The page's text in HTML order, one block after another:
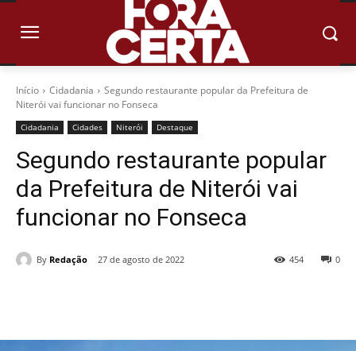
Início Cidadania
Segundo restaurante popular da Prefeitura de
Niterói vai funcionar no Fonseca
Cidadania Cidades Niterói Destaque
Segundo restaurante popular
da Prefeitura de Niterói vai
funcionar no Fonseca
By Redação 27 de agosto de 2022 0
454